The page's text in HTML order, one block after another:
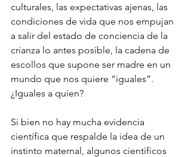
culturales, las expectativas ajenas, las
condiciones de vida que nos empujan
a salir del estado de conciencia de la
crianza lo antes posible, la cadena de
escollos que supone ser madre en un
mundo que nos quiere “iguales”.
¿Iguales a quien?
Si bien no hay mucha evidencia
científica que respalde la idea de un
instinto maternal, algunos científicos